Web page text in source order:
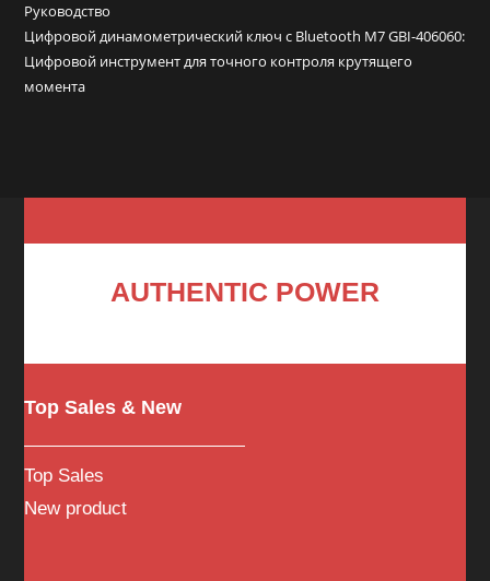
Руководство
Цифровой динамометрический ключ с Bluetooth M7 GBI-406060:
Цифровой инструмент для точного контроля крутящего
момента
AUTHENTIC POWER
Top Sales & New
Top Sales
New product